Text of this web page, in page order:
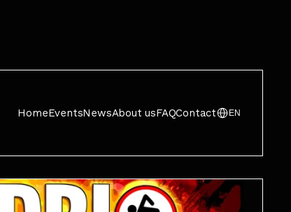
HomeEventsNewsAbout usFAQContact EN